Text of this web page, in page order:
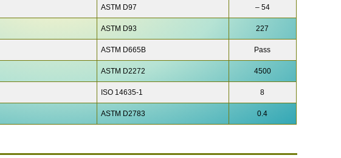
ASTM D97 – 54
ASTM D93 227
ASTM D665B Pass
ASTM D2272 4500
ISO 14635-1 8
ASTM D2783 0.4